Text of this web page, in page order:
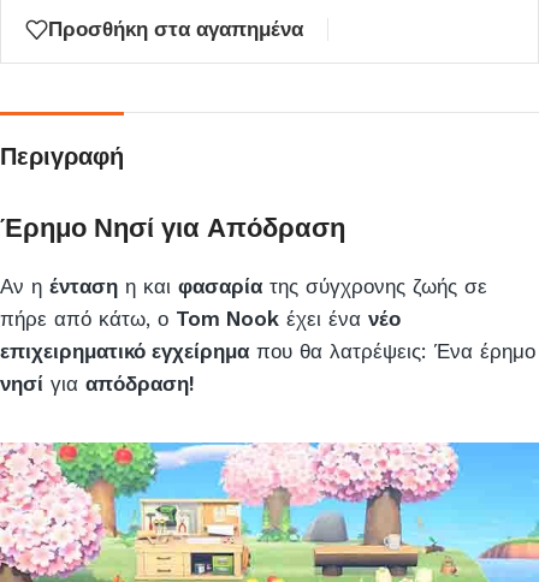
Προσθήκη στα αγαπημένα
Περιγραφή
Έρημο Νησί για Απόδραση
Αν η ένταση η και φασαρία της σύγχρονης ζωής σε
πήρε από κάτω, ο Tom Nook έχει ένα νέο
επιχειρηματικό εγχείρημα που θα λατρέψεις: Ένα έρημο
νησί για απόδραση!